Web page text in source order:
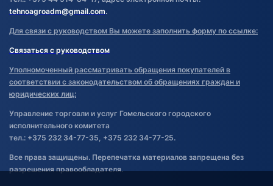
tehnoagroadm@gmail.com.
Для связи с руководством Вы можете заполнить форму по ссылке:
Связаться с руководством
Уполномоченный рассматривать обращения покупателей в
соответствии с законодательством об обращениях граждан и
юридических лиц:
Управление торговли и услуг Гомельского городского
исполнительного комитета
тел.: +375 232 34-77-35, +375 232 34-77-25.
Все права защищены. Перепечатка материалов запрещена без
разрешения правообладателя.